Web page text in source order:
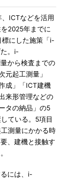
ICTなどを活用
2025年までに
標にした施策「i-
。i-
から検査までの
元起工測量」
成」「ICT建機
来形管理などの
タの納品」の5
ている。5項目
測量にかかる時
、建機と接触す
には、i-